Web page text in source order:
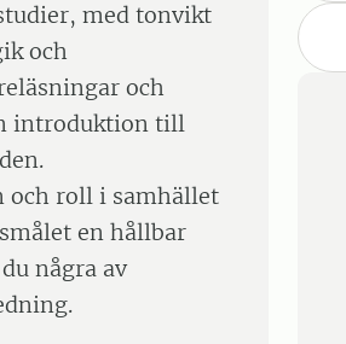
med tonvikt
och
och
introduktion till
och roll i samhället
en hållbar
några av